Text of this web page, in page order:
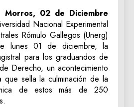
Morros, 02 de Diciembre
Nacional Experimental
Rómulo Gallegos (Unerg)
lunes 01 de diciembre, la
para los graduandos de
Derecho, un acontecimiento
que sella la culminación de la
de estos más de 250